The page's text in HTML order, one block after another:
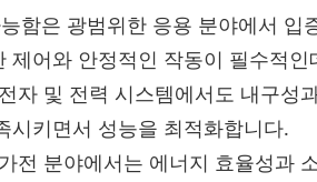
함은 광범위한 응용 분야에서 입
제어와 안정적인 작동이 필수적인
자 및 전력 시스템에서도 내구성
시키면서 성능을 최적화합니다.
전 분야에서는 에너지 효율성과